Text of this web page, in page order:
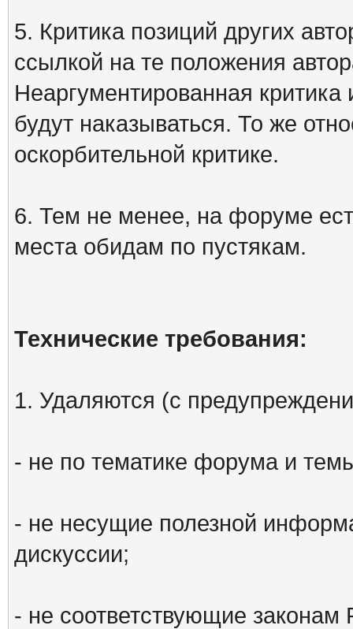
5. Критика позиций других
ссылкой на те положения
Неаргументированная
будут наказываться. То же
оскорбительной критике.
6. Тем не менее, на форуме
места обидам по пустякам.
Технические требования:
1. Удаляются (с
- не по тематике форума и
- не несущие полезной
дискуссии;
- не соответствующие законам